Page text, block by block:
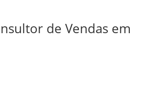
de Vendas em